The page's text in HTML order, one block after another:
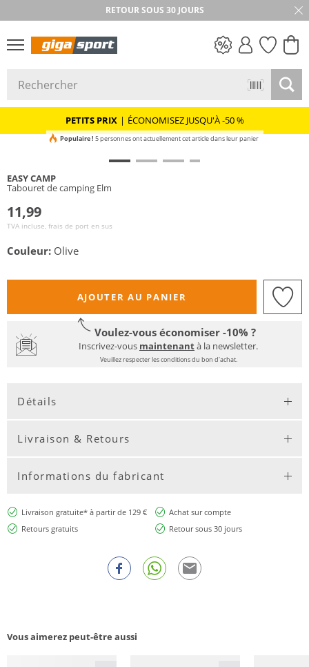
RETOUR SOUS 30 JOURS
PETITS PRIX | ÉCONOMISEZ JUSQU'À -50 %
Populaire ! 5 personnes ont actuellement cet article dans leur panier
EASY CAMP
Tabouret de camping Elm
11,99
TVA incluse, frais de port en sus
Couleur: Olive
AJOUTER AU PANIER
Voulez-vous économiser -10% ?
Inscrivez-vous maintenantà la newsletter.
Veuillez respecter les conditions du bon d'achat.
Détails
Livraison & Retours
Informations du fabricant
Livraison gratuite* à partir de 129 €
Achat sur compte
Retours gratuits
Retour sous 30 jours
Vous aimerez peut-être aussi